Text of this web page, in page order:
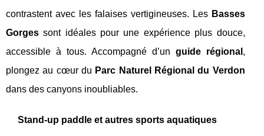
contrastent avec les falaises vertigineuses. Les Basses
Gorges sont idéales pour une expérience plus douce,
accessible à tous. Accompagné d’un guide régional ,
plongez au cœur du Parc Naturel Régional du Verdon
dans des canyons inoubliables.
Stand-up paddle et autres sports aquatiques